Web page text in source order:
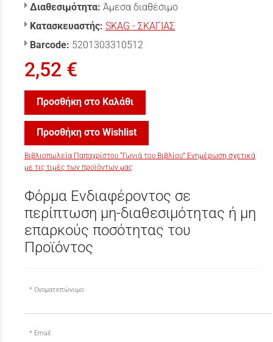
Διαθεσιμότητα: Άμεσα διαθέσιμο
Κατασκευαστής: SKAG - ΣΚΑΓΙΑΣ
Barcode: 5201303310512
2,52 €
Προσθήκη στο Καλάθι
Προσθήκη στο Wishlist
Βιβλιοπωλεία Παπαχρίστου “Γωνιά του Βιβλίου” Ενημέρωση σχετικά
με τις τιμές των προϊόντων μας
Φόρμα Ενδιαφέροντος σε
περίπτωση μη-διαθεσιμότητας ή μη
επαρκούς ποσότητας του
Προϊόντος
Ονοματεπώνυμο:
Email: